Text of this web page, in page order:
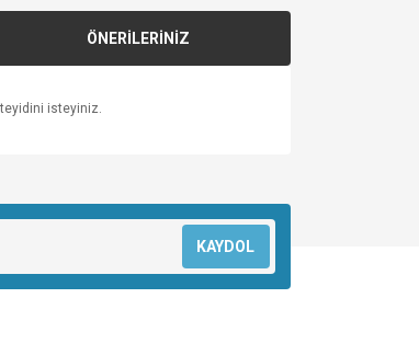
ÖNERİLERİNİZ
teyidini isteyiniz.
KAYDOL